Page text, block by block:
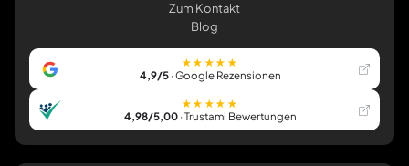
Zum Kontakt
Blog
★★★★★
4,9/5· Google Rezensionen
★★★★★
4,98/5,00· Trustami Bewertungen